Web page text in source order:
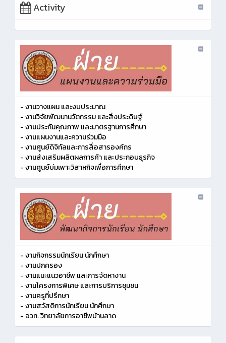
Activity
- งานวางแผน และงบประมาณ
- งานวิจัยพัฒนานวัตกรรม และสิ่งประดิษฐ์
- งานประกันคุณภาพ และมาตรฐานการศึกษา
- งานแผนงานและความร่วมมือ
- งานศูนย์ดิจิทัลและการสื่อสารองค์กร
- งานส่งเสริมผลิตผลการค้า และประกอบธุรกิจ
- งานศูนย์บ่มเพาะวิสาหกิจเพื่อการศึกษา
- งานกิจกรรมนักเรียน นักศึกษา
- งานปกครอง
- งานแนะแนวอาชีพ และการจัดหางาน
- งานโครงการพิเศษ และการบริการชุมชน
- งานครูที่ปรึกษา
- งานสวัสดิการนักเรียน นักศึกษา
- อวท. วิทยาลัยการอาชีพบ้านลาด